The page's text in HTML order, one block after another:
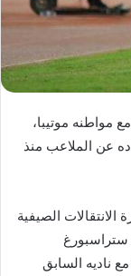
مواطنه موتيبا،
عن الملاعب منذ
الصيفية
ستراسبورغ
ناديه السابق